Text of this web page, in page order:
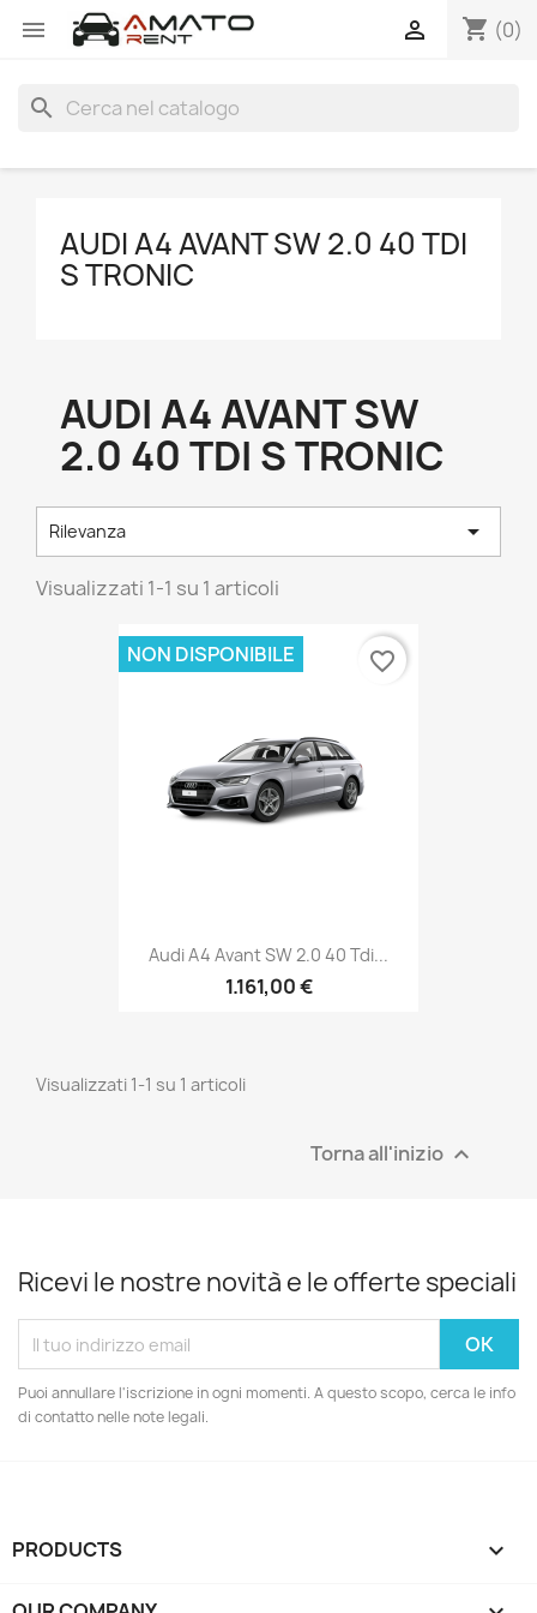
 shopping_cart (0)

search
AUDI A4 AVANT SW 2.0 40 TDI
S TRONIC
AUDI A4 AVANT SW
2.0 40 TDI S TRONIC
Rilevanza 
Visualizzati 1-1 su 1 articoli
Audi A4 Avant SW 2.0 40 Tdi...
1.161,00 €
NON DISPONIBILE favorite_border
Visualizzati 1-1 su 1 articoli
Torna all'inizio 
Ricevi le nostre novità e le offerte speciali
Puoi annullare l'iscrizione in ogni momenti. A questo scopo, cerca le info
di contatto nelle note legali.
PRODUCTS 